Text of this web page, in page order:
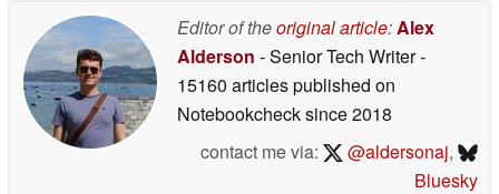
VRAM-mal07/01/2026 Editor of theoriginal article:Alex
Alderson - Senior Tech Writer-
15160 articles published on
Notebookchecksince 2018
contact me via:
@aldersonaj,
Bluesky